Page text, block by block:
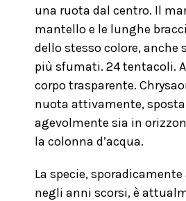
una ruota dal centro. Il
mantello e le lunghe
dello stesso colore, anche
più sfumati. 24 tentacoli.
corpo trasparente.
nuota attivamente,
agevolmente sia in
la colonna d’acqua.
La specie,
negli anni scorsi, è